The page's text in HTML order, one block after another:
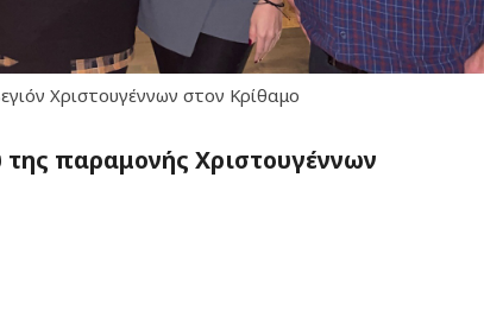
Χριστουγέννων στον Κρίθαμο
παραμονής Χριστουγέννων